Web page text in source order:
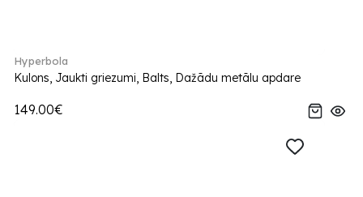
Hyperbola
Kulons, Jaukti griezumi, Balts, Dažādu metālu apdare
149.00€